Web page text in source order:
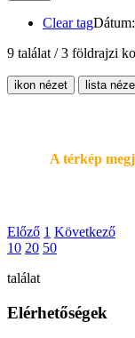
Clear tag
9 találat / 3 földrajzi
ikon nézet lista
A térkép
Előző 1 Következő
10 20 50
találat
Elérhetőségek